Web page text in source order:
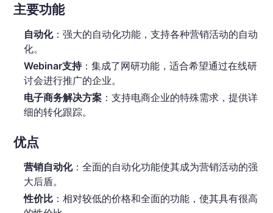
主要功能
自动化：强大的自动化功能，支持各种营销活动的自动
化。
Webinar支持：集成了网研功能，适合希望通过在线研
讨会进行推广的企业。
电子商务解决方案：支持电商企业的特殊需求，提供详
细的转化跟踪。
优点
营销自动化：全面的自动化功能使其成为营销活动的强
大后盾。
性价比：相对较低的价格和全面的功能，使其具有很高